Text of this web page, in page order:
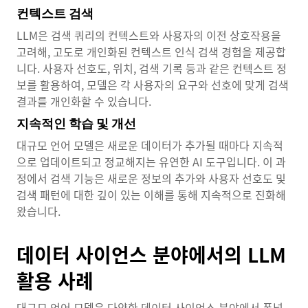
컨텍스트 검색
LLM은 검색 쿼리의 컨텍스트와 사용자의 이전 상호작용을
고려해, 고도로 개인화된 컨텍스트 인식 검색 경험을 제공합
니다. 사용자 선호도, 위치, 검색 기록 등과 같은 컨텍스트 정
보를 활용하여, 모델은 각 사용자의 요구와 선호에 맞게 검색
결과를 개인화할 수 있습니다.
지속적인 학습 및 개선
대규모 언어 모델은 새로운 데이터가 추가될 때마다 지속적
으로 업데이트되고 정교해지는 유연한 AI 도구입니다. 이 과
정에서 검색 기능은 새로운 정보의 추가와 사용자 선호도 및
검색 패턴에 대한 깊이 있는 이해를 통해 지속적으로 진화해
왔습니다.
데이터 사이언스 분야에서의 LLM
활용 사례